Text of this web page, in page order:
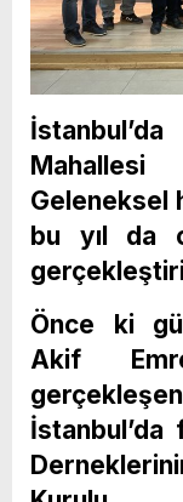
Geleneksel
bu yıl da
Önce ki
Akif